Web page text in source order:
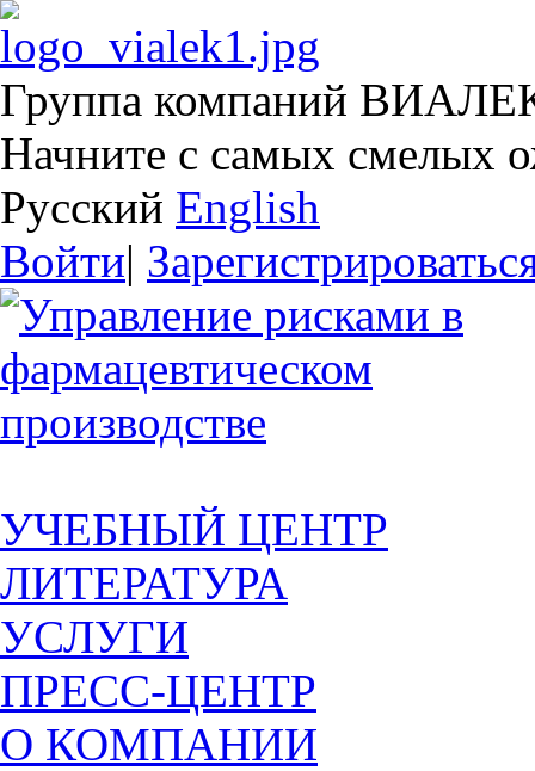
Группа компаний
Начните с самых смелых
Русский English
Войти|
УЧЕБНЫЙ ЦЕНТР
ЛИТЕРАТУРА
УСЛУГИ
ПРЕСС-ЦЕНТР
О КОМПАНИИ